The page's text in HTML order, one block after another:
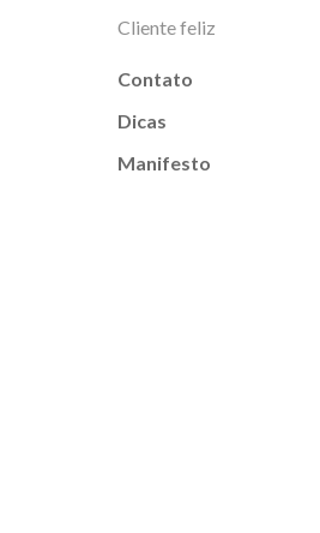
Cliente feliz
Contato
Dicas
Manifesto